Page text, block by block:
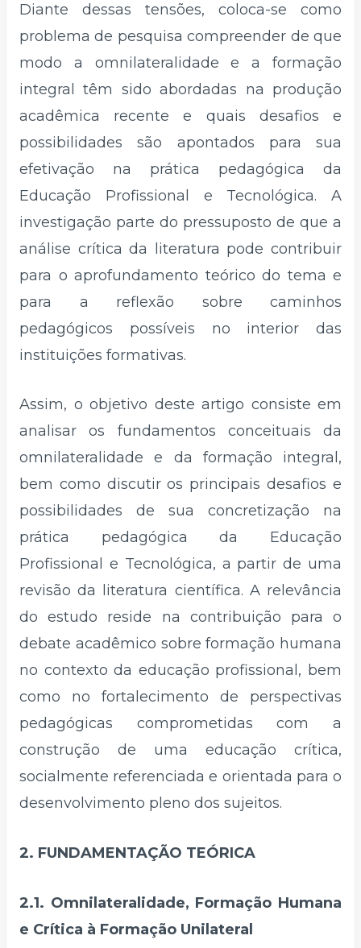
Diante dessas tensões, coloca-se como
problema de pesquisa compreender de que
modo a omnilateralidade e a formação
integral têm sido abordadas na produção
acadêmica recente e quais desafios e
possibilidades são apontados para sua
efetivação na prática pedagógica da
Educação Profissional e Tecnológica. A
investigação parte do pressuposto de que a
análise crítica da literatura pode contribuir
para o aprofundamento teórico do tema e
para a reflexão sobre caminhos
pedagógicos possíveis no interior das
instituições formativas.
Assim, o objetivo deste artigo consiste em
analisar os fundamentos conceituais da
omnilateralidade e da formação integral,
bem como discutir os principais desafios e
possibilidades de sua concretização na
prática pedagógica da Educação
Profissional e Tecnológica, a partir de uma
revisão da literatura científica. A relevância
do estudo reside na contribuição para o
debate acadêmico sobre formação humana
no contexto da educação profissional, bem
como no fortalecimento de perspectivas
pedagógicas comprometidas com a
construção de uma educação crítica,
socialmente referenciada e orientada para o
desenvolvimento pleno dos sujeitos.
2. FUNDAMENTAÇÃO TEÓRICA
2.1. Omnilateralidade, Formação Humana
e Crítica à Formação Unilateral